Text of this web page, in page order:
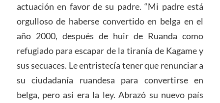
actuación en favor de su padre. “Mi padre está
orgulloso de haberse convertido en belga en el
año 2000, después de huir de Ruanda como
refugiado para escapar de la tiranía de Kagame y
sus secuaces. Le entristecía tener que renunciar a
su ciudadanía ruandesa para convertirse en
belga, pero así era la ley. Abrazó su nuevo país